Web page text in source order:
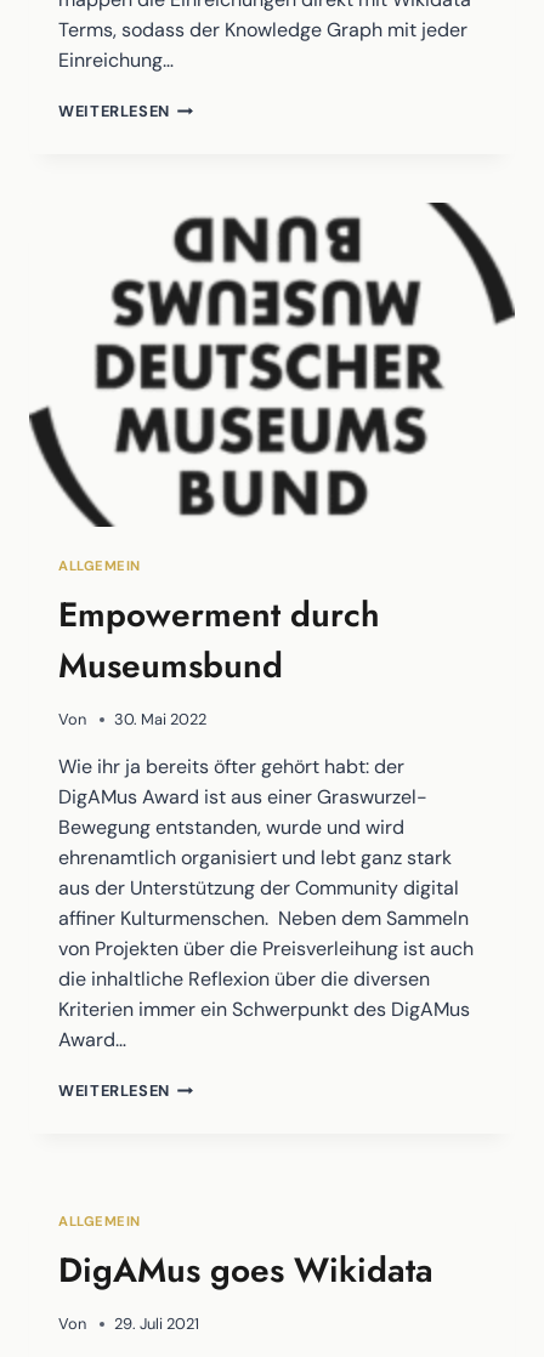
Terms, sodass der Knowledge Graph mit jeder
Einreichung…
WEITERLESEN AUFBAU
ZU
DIGITALEN
MUSEUMSPROJEKTEN
ALLGEMEIN
Empowerment durch
Museumsbund
Von 30. Mai 2022
Wie ihr ja bereits öfter gehört habt: der
DigAMus Award ist aus einer Graswurzel-
Bewegung entstanden, wurde und wird
ehrenamtlich organisiert und lebt ganz stark
aus der Unterstützung der Community digital
affiner Kulturmenschen. Neben dem Sammeln
von Projekten über die Preisverleihung ist auch
die inhaltliche Reflexion über die diversen
Kriterien immer ein Schwerpunkt des DigAMus
Award…
WEITERLESEN EMPOWERMENT
ALLGEMEIN
DigAMus goes Wikidata
Von 29. Juli 2021